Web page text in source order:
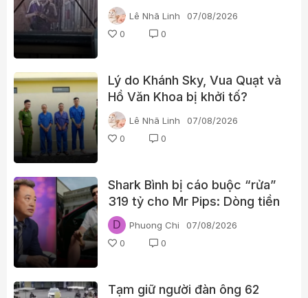
viên và 3 học sinh
Lê Nhã Linh
07/08/2026
0
0
Lý do Khánh Sky, Vua Quạt và
Hồ Văn Khoa bị khởi tố?
Lê Nhã Linh
07/08/2026
0
0
Shark Bình bị cáo buộc “rửa”
319 tỷ cho Mr Pips: Dòng tiền
đã đi qua Ngân Lượng như thế
nào?
D Phuong Chi
07/08/2026
0
0
Tạm giữ người đàn ông 62